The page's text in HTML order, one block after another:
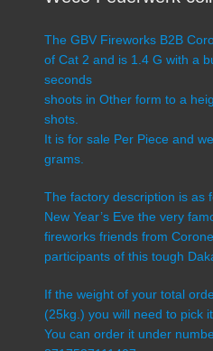
The GBV Fireworks B2B
of Cat 2 and is 1.4 G with a
seconds
shoots in Other form to a
shots.
It is for sale Per Piece and
grams.
The factory description is as
New Year’s Eve the very
fireworks friends from
participants of this tough
If the weight of your total
(25kg.) you will need to pick
You can order it under